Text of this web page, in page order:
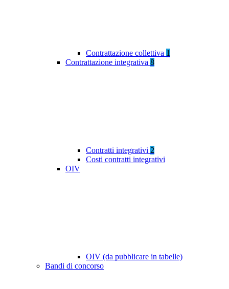
Contrattazione collettiva 1
Contrattazione integrativa 8
Contratti integrativi 2
Costi contratti integrativi
OIV
OIV (da pubblicare in tabelle)
Bandi di concorso